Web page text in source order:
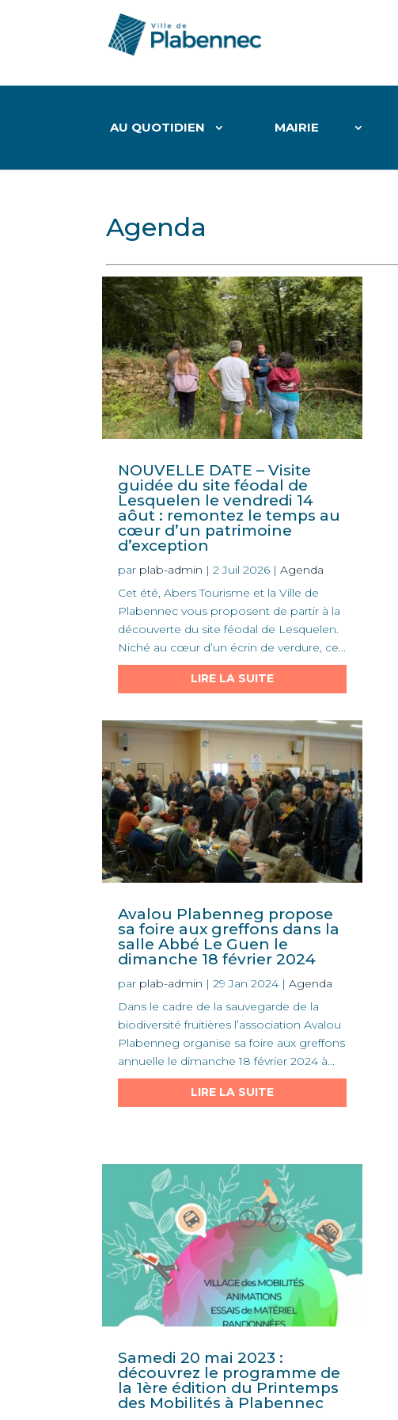
AU QUOTIDIEN MAIRIE
Agenda
NOUVELLE DATE – Visite
guidée du site féodal de
Lesquelen le vendredi 14
aôut : remontez le temps au
cœur d’un patrimoine
d’exception
par plab-admin |2 Juil 2026 |Agenda
Cet été, Abers Tourisme et la Ville de
Plabennec vous proposent de partir à la
découverte du site féodal de Lesquelen.
Niché au cœur d’un écrin de verdure, ce...
LIRE LA SUITE
Avalou Plabenneg propose
sa foire aux greffons dans la
salle Abbé Le Guen le
dimanche 18 février 2024
par plab-admin |29 Jan 2024 |Agenda
Dans le cadre de la sauvegarde de la
biodiversité fruitières l’association Avalou
Plabenneg organise sa foire aux greffons
annuelle le dimanche 18 février 2024 à...
LIRE LA SUITE
Samedi 20 mai 2023 :
découvrez le programme de
la 1ère édition du Printemps
des Mobilités à Plabennec